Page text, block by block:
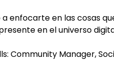
a enfocarte en las cosas
en el universo
Community Manager,